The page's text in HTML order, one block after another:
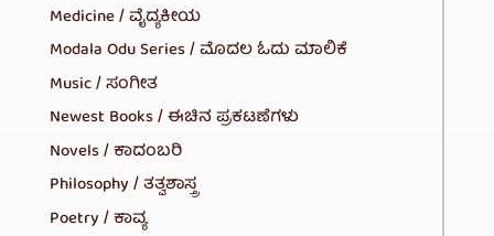
Medicine / ವೈದ್ಯಕೀಯ
Modala Odu Series / ಮೊದಲ ಓದು ಮಾಲಿಕೆ
Music / ಸಂಗೀತ
Newest Books / ಈಚಿನ ಪ್ರಕಟಣೆಗಳು
Novels / ಕಾದಂಬರಿ
Philosophy / ತತ್ವಶಾಸ್ತ್ರ
Poetry / ಕಾವ್ಯ